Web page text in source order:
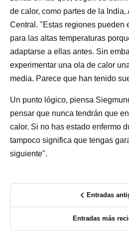
de calor, como partes de la India,
Central. "Estas regiones pueden
para las altas temperaturas
adaptarse a ellas antes. Sin
experimentar una ola de calor
media. Parece que han tenido
Un punto lógico, piensa
pensar que nunca tendrán que
calor. Si no has estado enfermo
tampoco significa que tengas
siguiente".
Entradas
Entradas más